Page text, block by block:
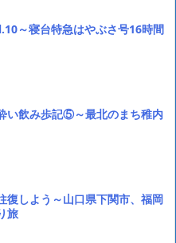
～寝台特急はやぶさ号16時間
い飲み歩記⑤～最北のまち稚内
復しよう～山口県下関市、福岡
旅